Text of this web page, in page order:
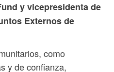
y vicepresidenta de
Externos de
como
y de confianza,